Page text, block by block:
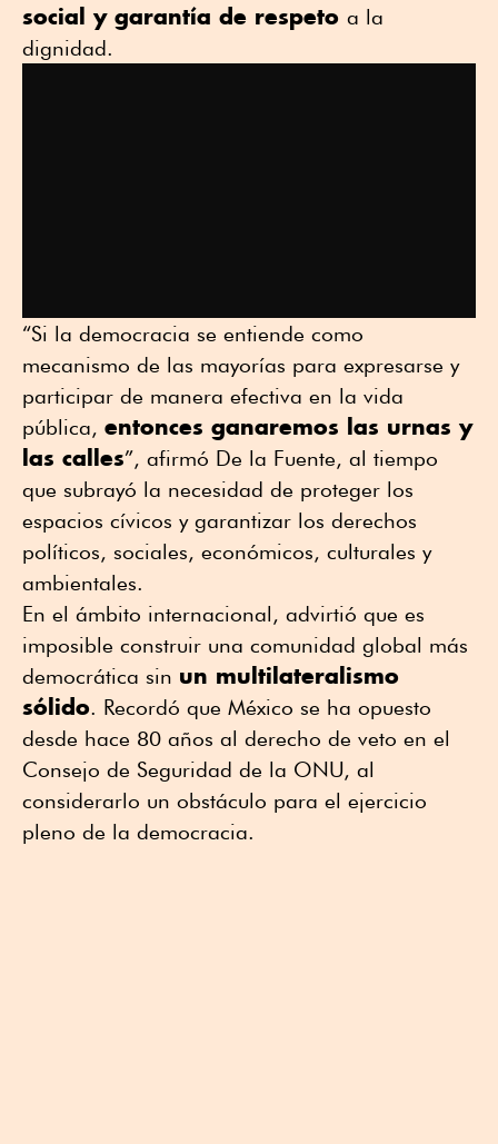
social y garantía de respeto a la
dignidad.
“Si la democracia se entiende como
mecanismo de las mayorías para expresarse y
participar de manera efectiva en la vida
pública, entonces ganaremos las urnas y
las calles”, afirmó De la Fuente, al tiempo
que subrayó la necesidad de proteger los
espacios cívicos y garantizar los derechos
políticos, sociales, económicos, culturales y
ambientales.
En el ámbito internacional, advirtió que es
imposible construir una comunidad global más
democrática sin un multilateralismo
sólido. Recordó que México se ha opuesto
desde hace 80 años al derecho de veto en el
Consejo de Seguridad de la ONU, al
considerarlo un obstáculo para el ejercicio
pleno de la democracia.